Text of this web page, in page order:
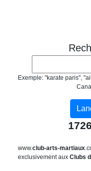
Exemple: "karate paris",
www.club-arts-martiaux
exclusivement aux Clubs